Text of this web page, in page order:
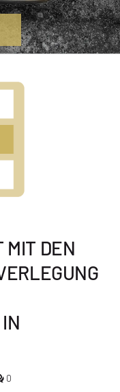
MIT DEN
S
0comments